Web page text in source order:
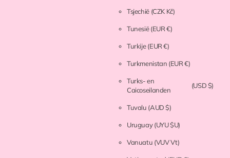
Tsjechië (CZK Kč)
Tunesië(EUR €)
Turkije(EUR €)
Turkmenistan (EUR €)
Turks- en
Caicoseilanden
(USD $)
Tuvalu (AUD $)
Uruguay(UYU $U)
Vanuatu (VUV Vt)